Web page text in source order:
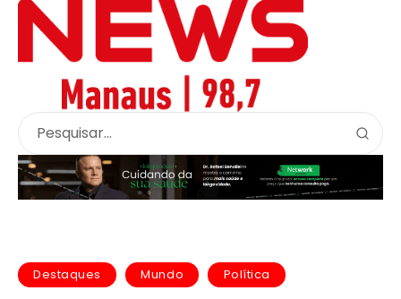
Destaques Mundo Política